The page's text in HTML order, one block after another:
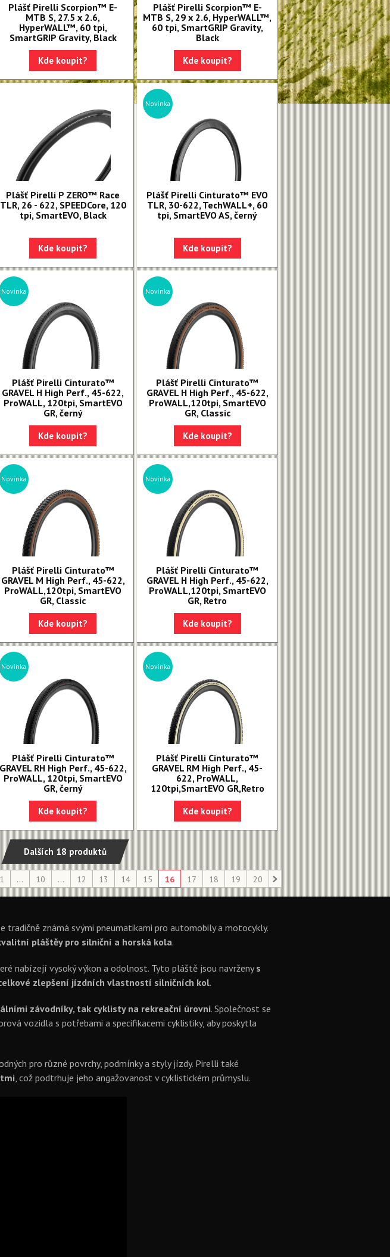
Plášť Pirelli Scorpion™ E-
MTB S, 27.5 x 2.6,
HyperWALL™, 60 tpi,
SmartGRIP Gravity, Black
Kde koupit?
Plášť Pirelli Scorpion™ E-
MTB S, 29 x 2.6, HyperWALL™,
60 tpi, SmartGRIP Gravity,
Black
Kde koupit?
Plášť Pirelli P ZERO™ Race
TLR, 26 - 622, SPEEDCore, 120
tpi, SmartEVO, Black
Kde koupit?
Novinka
Plášť Pirelli Cinturato™ EVO
TLR, 30-622, TechWALL+, 60
tpi, SmartEVO AS, černý
Kde koupit?
Novinka
Plášť Pirelli Cinturato™
GRAVEL H High Perf., 45-622,
ProWALL, 120tpi, SmartEVO
GR, černý
Kde koupit?
Novinka
Plášť Pirelli Cinturato™
GRAVEL H High Perf., 45-622,
ProWALL,120tpi, SmartEVO
GR, Classic
Kde koupit?
Novinka
Plášť Pirelli Cinturato™
GRAVEL M High Perf., 45-622,
ProWALL,120tpi, SmartEVO
GR, Classic
Kde koupit?
Novinka
Plášť Pirelli Cinturato™
GRAVEL H High Perf., 45-622,
ProWALL,120tpi, SmartEVO
GR, Retro
Kde koupit?
Novinka
Plášť Pirelli Cinturato™
GRAVEL RH High Perf., 45-622,
ProWALL, 120tpi, SmartEVO
GR, černý
Kde koupit?
Novinka
Plášť Pirelli Cinturato™
GRAVEL RM High Perf., 45-
622, ProWALL,
120tpi,SmartEVO GR,Retro
Kde koupit?
Dalších 18 produktů
1 ... 10 ... 12 13 14 15 16 17 18 19 20
známá svými pneumatikami pro automobily a motocykly.
pláštěy pro silniční a horská kola.
nabízejí vysoký výkon a odolnost. Tyto pláště jsou navrženy s
zlepšení jízdních vlastností silničních kol.
závodníky, tak cyklisty na rekreační úrovni. Společnost se
vozidla s potřebami a specifikacemi cyklistiky, aby poskytla
pro různé povrchy, podmínky a styly jízdy. Pirelli také
, což podtrhuje jeho angažovanost v cyklistickém průmyslu.